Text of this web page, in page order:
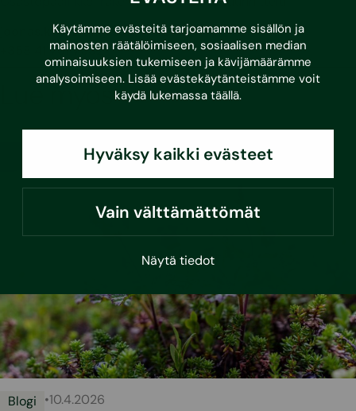
Käytämme evästeitä tarjoamamme sisällön ja
mainosten räätälöimiseen, sosiaalisen median
ominaisuuksien tukemiseen ja kävijämäärämme
analysoimiseen. Lisää evästekäytänteistämme voit
käydä lukemassa täällä.
Hyväksy kaikki evästeet
Vain välttämättömät
Näytä tiedot
joonas.koskinen@sustera.com
+358 41 731 7532
Lue myös
Blogi •10.4.2026